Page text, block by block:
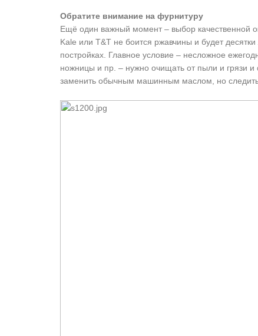
Обратите внимание на фурнитуру
Ещё один важный момент – выбор качественной
Kale или T&T не боится ржавчины и будет
постройках. Главное условие – несложное
ножницы и пр. – нужно очищать от пыли и грязи
заменить обычным машинным маслом, но